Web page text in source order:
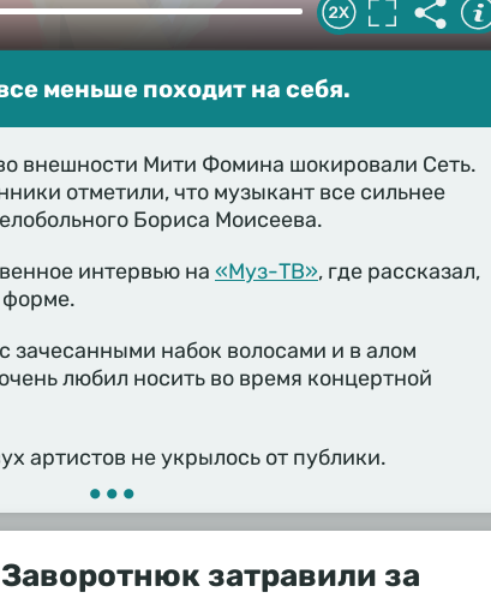
меньше походит на себя.
внешности Мити Фомина шокировали Сеть.
отметили, что музыкант все сильнее
Бориса Моисеева.
интервью на «Муз-ТВ», где рассказал,
форме.
зачесанными набок волосами и в алом
любил носить во время концертной
артистов не укрылось от публики.
•••
затравили за